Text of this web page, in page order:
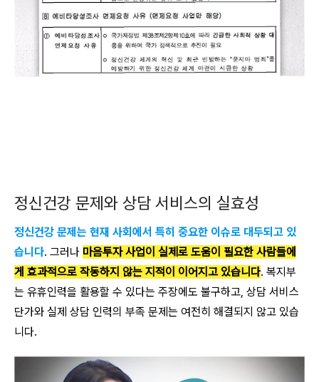
정신건강 문제와 상담 서비스의 실효성
정신건강 문제는 현재 사회에서 특히 중요한 이슈로 대두되고 있
습니다. 그러나 마음투자 사업이 실제로 도움이 필요한 사람들에
게 효과적으로 작동하지 않는 지적이 이어지고 있습니다. 복지부
는 유휴인력을 활용할 수 있다는 주장에도 불구하고, 상담 서비스
단가와 실제 상담 인력의 부족 문제는 여전히 해결되지 않고 있습
니다.